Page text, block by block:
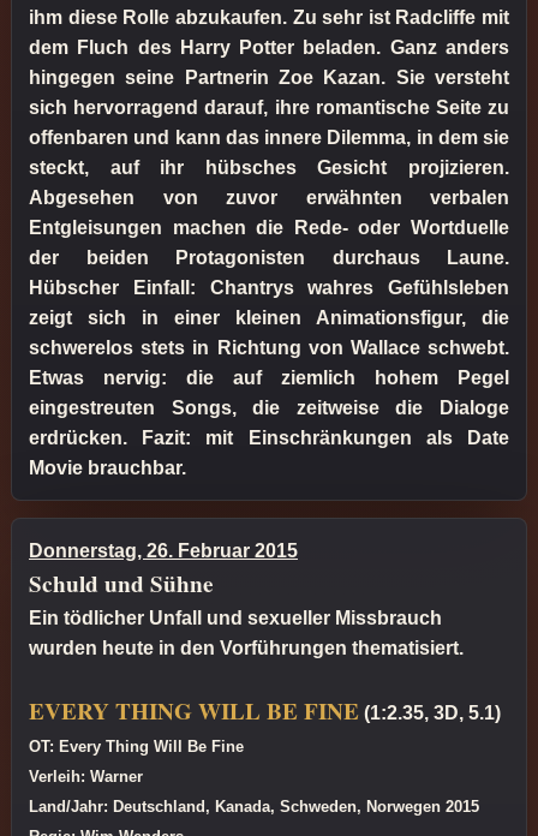
ihm diese Rolle abzukaufen. Zu sehr ist Radcliffe mit
dem Fluch des Harry Potter beladen. Ganz anders
hingegen seine Partnerin Zoe Kazan. Sie versteht
sich hervorragend darauf, ihre romantische Seite zu
offenbaren und kann das innere Dilemma, in dem sie
steckt, auf ihr hübsches Gesicht projizieren.
Abgesehen von zuvor erwähnten verbalen
Entgleisungen machen die Rede- oder Wortduelle
der beiden Protagonisten durchaus Laune.
Hübscher Einfall: Chantrys wahres Gefühlsleben
zeigt sich in einer kleinen Animationsfigur, die
schwerelos stets in Richtung von Wallace schwebt.
Etwas nervig: die auf ziemlich hohem Pegel
eingestreuten Songs, die zeitweise die Dialoge
erdrücken. Fazit: mit Einschränkungen als Date
Movie brauchbar.
Donnerstag, 26. Februar 2015
Schuld und Sühne
Ein tödlicher Unfall und sexueller Missbrauch
wurden heute in den Vorführungen thematisiert.
EVERY THING WILL BE FINE (1:2.35, 3D, 5.1)
OT: Every Thing Will Be Fine
Verleih: Warner
Land/Jahr: Deutschland, Kanada, Schweden, Norwegen 2015